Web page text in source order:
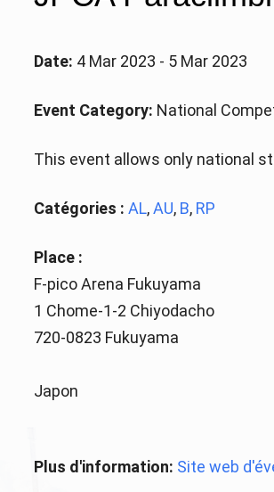
Date: 4 Mar 2023 - 5 Mar 2023
Event Category: National
This event allows only national
Catégories : AL,AU, B, RP
Place :
F-pico Arena Fukuyama
1 Chome-1-2 Chiyodacho
720-0823 Fukuyama
Japon
Plus d'information: Site web